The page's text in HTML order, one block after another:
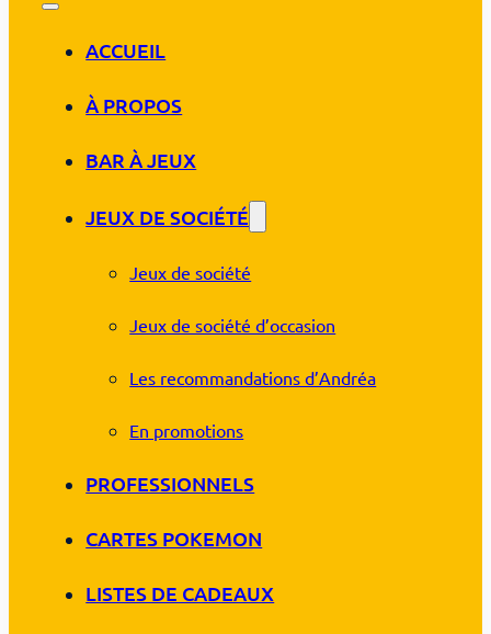
ACCUEIL
À PROPOS
BAR À JEUX
JEUX DE SOCIÉTÉ
Jeux de société
Jeux de société d’occasion
Les recommandations d’Andréa
En promotions
PROFESSIONNELS
CARTES POKEMON
LISTES DE CADEAUX